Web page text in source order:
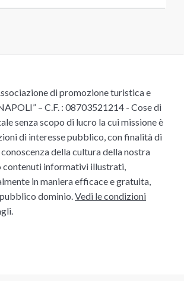
di promozione turistica e
– C.F. : 08703521214 - Cose di
senza scopo di lucro la cui missione è
di interesse pubblico, con finalità di
della cultura della nostra
contenuti informativi illustrati,
in maniera efficace e gratuita,
dominio.Vedi le condizioni